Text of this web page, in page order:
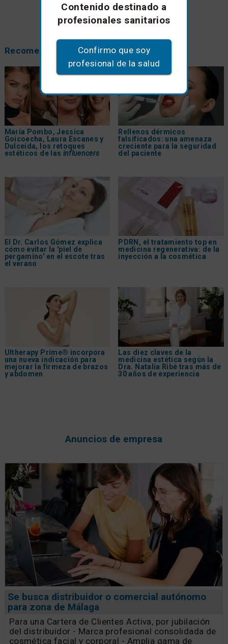
Recomendamos
María Pombo, Jessica
Goicoecha, Laura Escanes y
Dulceida, los retoques
estéticos de las influencers
Rellenos dérmicos
falsificados: una amenaza
creciente para la seguridad
del paciente
El Dr. Carlos Gómez explica
cómo evitar la 'piel de
pergamino' en el escote tras
el verano
PDRN, el tratamiento top en
medicina regenerativa: de la
inyección a la cosmética
Ultherapy Prime® incorpora
una nueva indicación para
mejorar la firmeza de brazos
y abdomen
Las diez claves de la
medicina estética según la
Dra. Natalia Ribé tras más de
30 años de experiencia
Anuncios de empresa
Se busca distribuidor o comercial autónomo
para zona de Málaga
Para una Cartera de Clientes Activa, por jubilación
del distribuidor - Marca profesional consolidada de
cosmética facial y corporal - Amplia gama de
Contenido destinado a
profesionales sanitarios
Confirmo que soy
profesional de la salud